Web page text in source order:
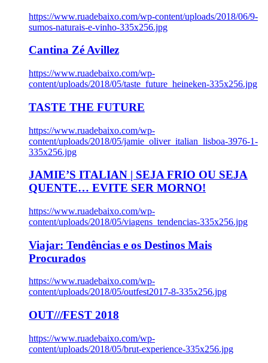
https://www.ruadebaixo.com/wp-content/uploads/2018/06/9-
sumos-naturais-e-vinho-335x256.jpg
Cantina Zé Avillez
https://www.ruadebaixo.com/wp-
content/uploads/2018/05/taste_future_heineken-335x256.jpg
TASTE THE FUTURE
https://www.ruadebaixo.com/wp-
content/uploads/2018/05/jamie_oliver_italian_lisboa-3976-1-
335x256.jpg
JAMIE’S ITALIAN | SEJA FRIO OU SEJA
QUENTE… EVITE SER MORNO!
https://www.ruadebaixo.com/wp-
content/uploads/2018/05/viagens_tendencias-335x256.jpg
Viajar: Tendências e os Destinos Mais
Procurados
https://www.ruadebaixo.com/wp-
content/uploads/2018/05/outfest2017-8-335x256.jpg
OUT///FEST 2018
https://www.ruadebaixo.com/wp-
content/uploads/2018/05/brut-experience-335x256.jpg